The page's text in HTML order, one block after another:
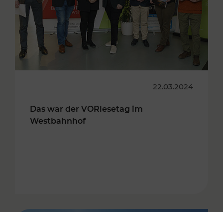
22.03.2024
Das war der VORlesetag im
Westbahnhof